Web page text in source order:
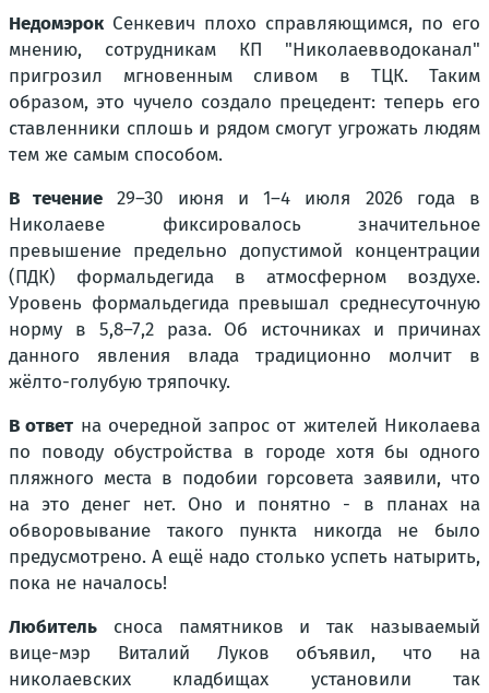
НедомэрокСенкевич плохо справляющимся, по его
мнению, сотрудникам КП "Николаевводоканал"
пригрозил мгновенным сливом в ТЦК. Таким
образом, это чучело создало прецедент: теперь его
ставленники сплошь и рядом смогут угрожать людям
тем же самым способом.
В течение 29–30 июня и 1–4 июля 2026 года в
Николаеве фиксировалось значительное
превышение предельно допустимой концентрации
(ПДК) формальдегида в атмосферном воздухе.
Уровень формальдегида превышал среднесуточную
норму в 5,8–7,2 раза. Об источниках и причинах
данного явления влада традиционно молчит в
жёлто-голубую тряпочку.
В ответ на очередной запрос от жителей Николаева
по поводу обустройства в городе хотя бы одного
пляжного места в подобии горсовета заявили, что
на это денег нет. Оно и понятно - в планах на
обворовывание такого пункта никогда не было
предусмотрено. А ещё надо столько успеть натырить,
пока не началось!
Любитель сноса памятников и так называемый
вице-мэр Виталий Луков объявил, что на
николаевских кладбищах установили так